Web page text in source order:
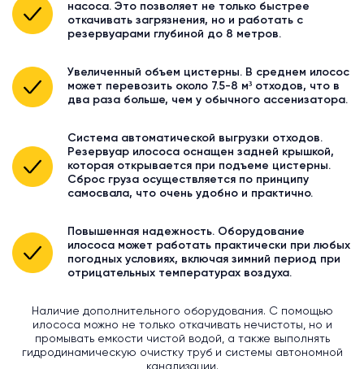
насоса. Это позволяет не только быстрее
откачивать загрязнения, но и работать с
резервуарами глубиной до 8 метров.
Увеличенный объем цистерны. В среднем илосос
может перевозить около 7.5-8 м³ отходов, что в
два раза больше, чем у обычного ассенизатора.
Система автоматической выгрузки отходов.
Резервуар илососа оснащен задней крышкой,
которая открывается при подъеме цистерны.
Сброс груза осуществляется по принципу
самосвала, что очень удобно и практично.
Повышенная надежность. Оборудование
илососа может работать практически при любых
погодных условиях, включая зимний период при
отрицательных температурах воздуха.
Наличие дополнительного оборудования. С помощью
илососа можно не только откачивать нечистоты, но и
промывать емкости чистой водой, а также выполнять
гидродинамическую очистку труб и системы автономной
канализации.